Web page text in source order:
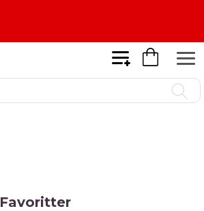
Favoritter